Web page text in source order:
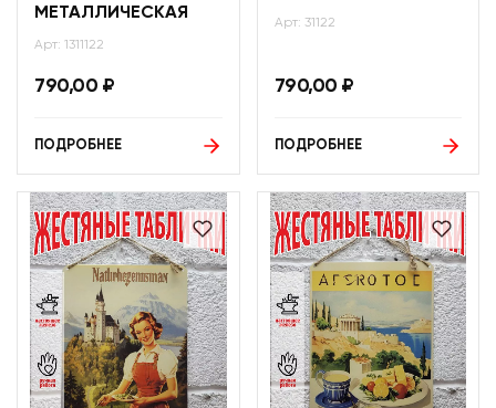
МЕТАЛЛИЧЕСКАЯ
Арт: 1311122
790,00 ₽
ПОДРОБНЕЕ
Арт: 31122
790,00 ₽
ПОДРОБНЕЕ